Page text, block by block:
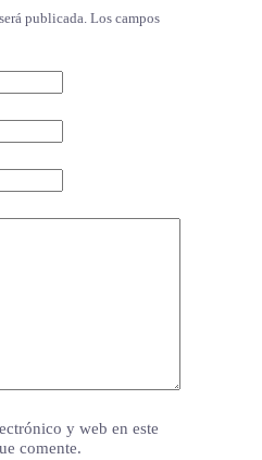
publicada. Los campos
y web en este
comente.